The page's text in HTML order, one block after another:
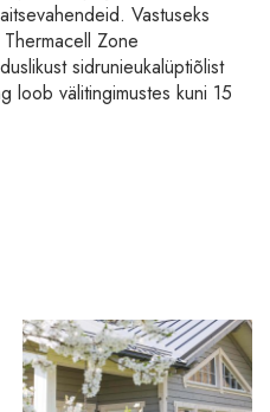
Vastuseks
Zone
sidrunieukalüptiõlist
loob välitingimustes kuni 15